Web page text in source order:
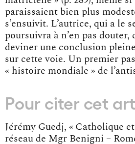
paraissaient bien plus
s’ensuivit. L’autrice, qui a le
poursuivra à n’en pas douter,
deviner une conclusion
sur cette voie. Un premier
« histoire mondiale » de
Pour citer cet
Jérémy Guedj, « Catholique
réseau de Mgr Benigni –